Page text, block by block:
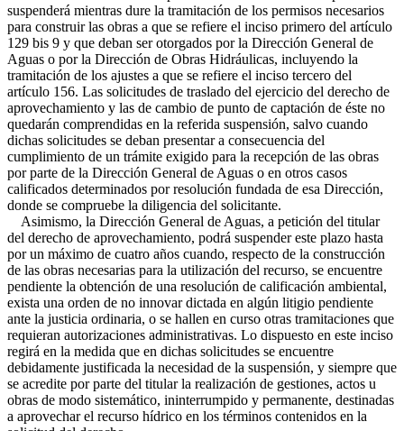
suspenderá mientras dure la tramitación de los permisos necesarios
para construir las obras a que se refiere el inciso primero del artículo
129 bis 9 y que deban ser otorgados por la Dirección General de
Aguas o por la Dirección de Obras Hidráulicas, incluyendo la
tramitación de los ajustes a que se refiere el inciso tercero del
artículo 156. Las solicitudes de traslado del ejercicio del derecho de
aprovechamiento y las de cambio de punto de captación de éste no
quedarán comprendidas en la referida suspensión, salvo cuando
dichas solicitudes se deban presentar a consecuencia del
cumplimiento de un trámite exigido para la recepción de las obras
por parte de la Dirección General de Aguas o en otros casos
calificados determinados por resolución fundada de esa Dirección,
donde se compruebe la diligencia del solicitante.
Asimismo, la Dirección General de Aguas, a petición del titular
del derecho de aprovechamiento, podrá suspender este plazo hasta
por un máximo de cuatro años cuando, respecto de la construcción
de las obras necesarias para la utilización del recurso, se encuentre
pendiente la obtención de una resolución de calificación ambiental,
exista una orden de no innovar dictada en algún litigio pendiente
ante la justicia ordinaria, o se hallen en curso otras tramitaciones que
requieran autorizaciones administrativas. Lo dispuesto en este inciso
regirá en la medida que en dichas solicitudes se encuentre
debidamente justificada la necesidad de la suspensión, y siempre que
se acredite por parte del titular la realización de gestiones, actos u
obras de modo sistemático, ininterrumpido y permanente, destinadas
a aprovechar el recurso hídrico en los términos contenidos en la